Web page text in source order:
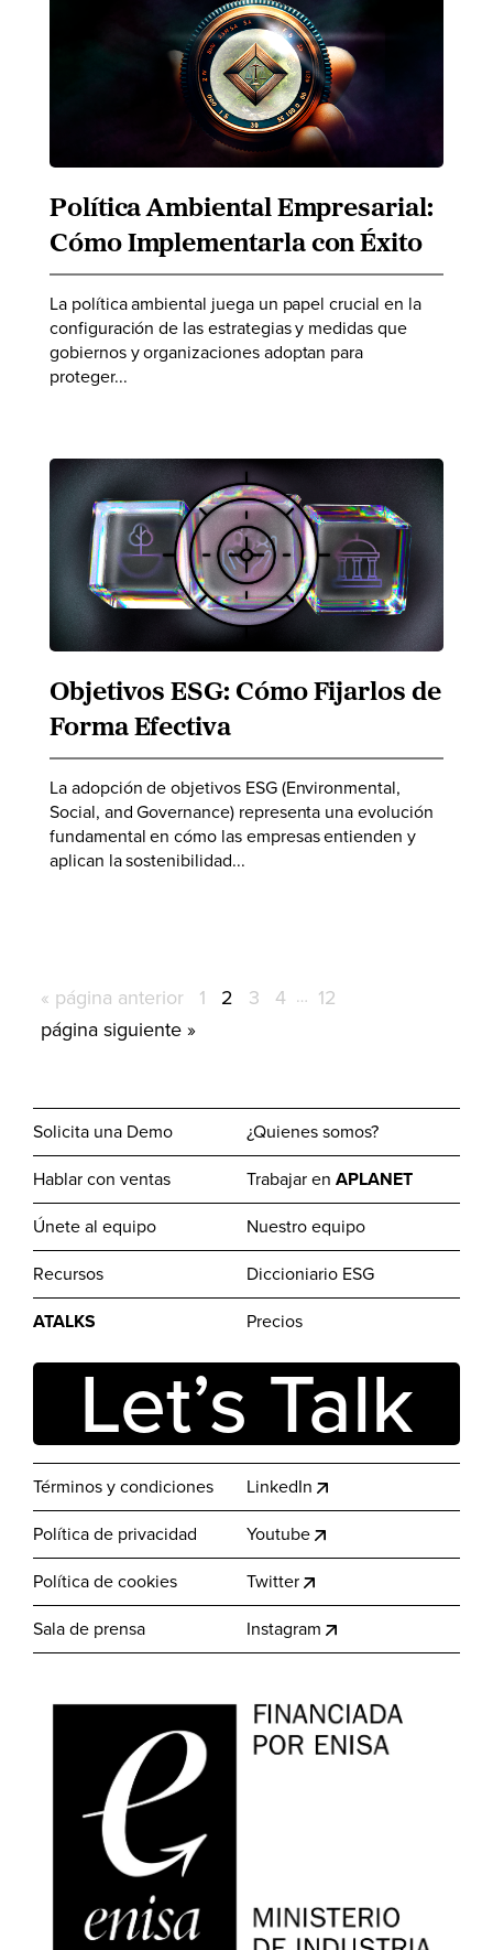
Política Ambiental Empresarial:
Cómo Implementarla con Éxito
La política ambiental juega un papel crucial en la
configuración de las estrategias y medidas que
gobiernos y organizaciones adoptan para
proteger...
Objetivos ESG: Cómo Fijarlos de
Forma Efectiva
La adopción de objetivos ESG (Environmental,
Social, and Governance) representa una evolución
fundamental en cómo las empresas entienden y
aplican la sostenibilidad...
« Ir
a
página anterior Página
1 Página
2 Página
3 Página
4 Páginas
… Página
12
Ir
página siguiente »
Solicita una Demo
Hablar con ventas
Únete al equipo
Recursos
ATALKS
¿Quienes somos?
Trabajar en APLANET
Nuestro equipo
Diccioniario ESG
Precios
Let’s Talk
Términos y condiciones
Política de privacidad
Política de cookies
Sala de prensa
LinkedIn
Youtube
Twitter
Instagram